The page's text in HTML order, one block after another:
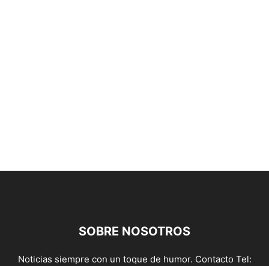
SOBRE NOSOTROS
Noticias siempre con un toque de humor. Contacto Tel: